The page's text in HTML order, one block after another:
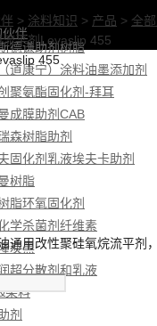
德谦助剂树脂
道康宁）涂料油墨添加剂
聚氨酯固化剂-拜耳
成膜助剂CAB
森树脂助剂
固化剂乳液埃夫卡助剂
树脂
脂环氧固化剂
学杀菌剂纤维素
炭黑
超分散剂和乳液
染料
剂
> 涂料知识 > 产品 > 全
平剂Levaslip 455
455
通用改性聚硅氧烷流平剂